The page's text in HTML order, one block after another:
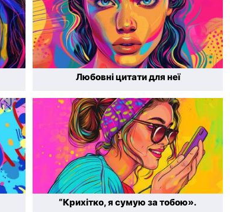
Любовні цитати для неї
“Крихітко, я сумую за тобою».